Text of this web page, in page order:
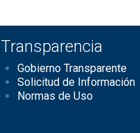
Transparencia
Gobierno Transparente
Solicitud de Información
Normas de Uso